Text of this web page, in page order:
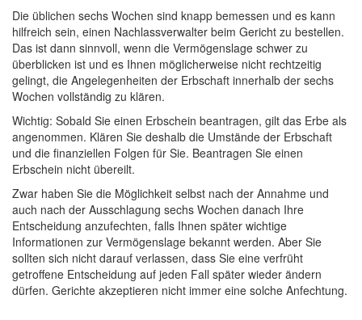
Die üblichen sechs Wochen sind knapp bemessen und es kann
hilfreich sein, einen Nachlassverwalter beim Gericht zu bestellen.
Das ist dann sinnvoll, wenn die Vermögenslage schwer zu
überblicken ist und es Ihnen möglicherweise nicht rechtzeitig
gelingt, die Angelegenheiten der Erbschaft innerhalb der sechs
Wochen vollständig zu klären.
Wichtig: Sobald Sie einen Erbschein beantragen, gilt das Erbe als
angenommen. Klären Sie deshalb die Umstände der Erbschaft
und die finanziellen Folgen für Sie. Beantragen Sie einen
Erbschein nicht übereilt.
Zwar haben Sie die Möglichkeit selbst nach der Annahme und
auch nach der Ausschlagung sechs Wochen danach Ihre
Entscheidung anzufechten, falls Ihnen später wichtige
Informationen zur Vermögenslage bekannt werden. Aber Sie
sollten sich nicht darauf verlassen, dass Sie eine verfrüht
getroffene Entscheidung auf jeden Fall später wieder ändern
dürfen. Gerichte akzeptieren nicht immer eine solche Anfechtung.